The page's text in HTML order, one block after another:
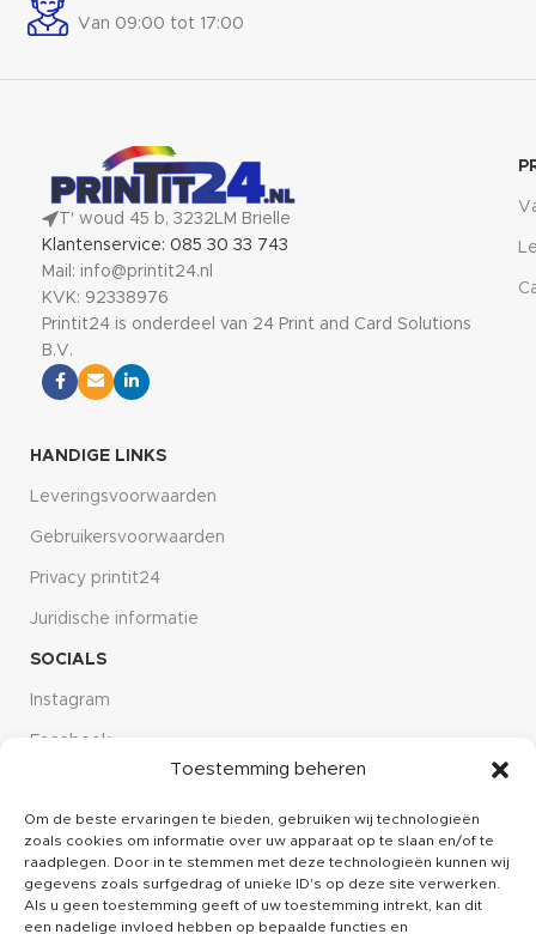
Toestemming beheren
Om de beste ervaringen te bieden, gebruiken wij technologieën
zoals cookies om informatie over uw apparaat op te slaan en/of te
raadplegen. Door in te stemmen met deze technologieën kunnen wij
gegevens zoals surfgedrag of unieke ID's op deze site verwerken.
Als u geen toestemming geeft of uw toestemming intrekt, kan dit
een nadelige invloed hebben op bepaalde functies en
Van 09:00 tot 17:00
T' woud 45 b, 3232LM Brielle
Klantenservice: 085 30 33 743
Mail: info@printit24.nl
KVK: 92338976
Printit24 is onderdeel van 24 Print and Card Solutions
B.V.
HANDIGE LINKS
Leveringsvoorwaarden
Gebruikersvoorwaarden
Privacy printit24
Juridische informatie
SOCIALS
Instagram
Facebook
CUSTOMER SERVICE
Over ons
Kennisbank